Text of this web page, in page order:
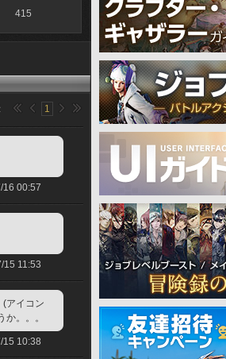
415
1
16 00:57
15 11:53
(アイコン
。。。
15 10:38